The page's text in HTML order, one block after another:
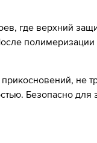
где верхний
не
Безопасно